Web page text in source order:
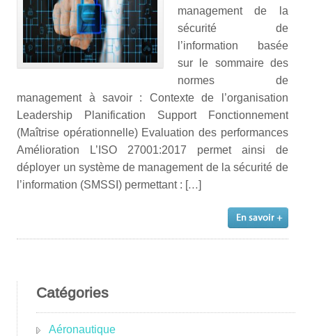
management de la
sécurité de
l’information basée
sur le sommaire des
normes de
management à savoir : Contexte de l’organisation
Leadership Planification Support Fonctionnement
(Maîtrise opérationnelle) Evaluation des performances
Amélioration L’ISO 27001:2017 permet ainsi de
déployer un système de management de la sécurité de
l’information (SMSSI) permettant : […]
Catégories
Aéronautique